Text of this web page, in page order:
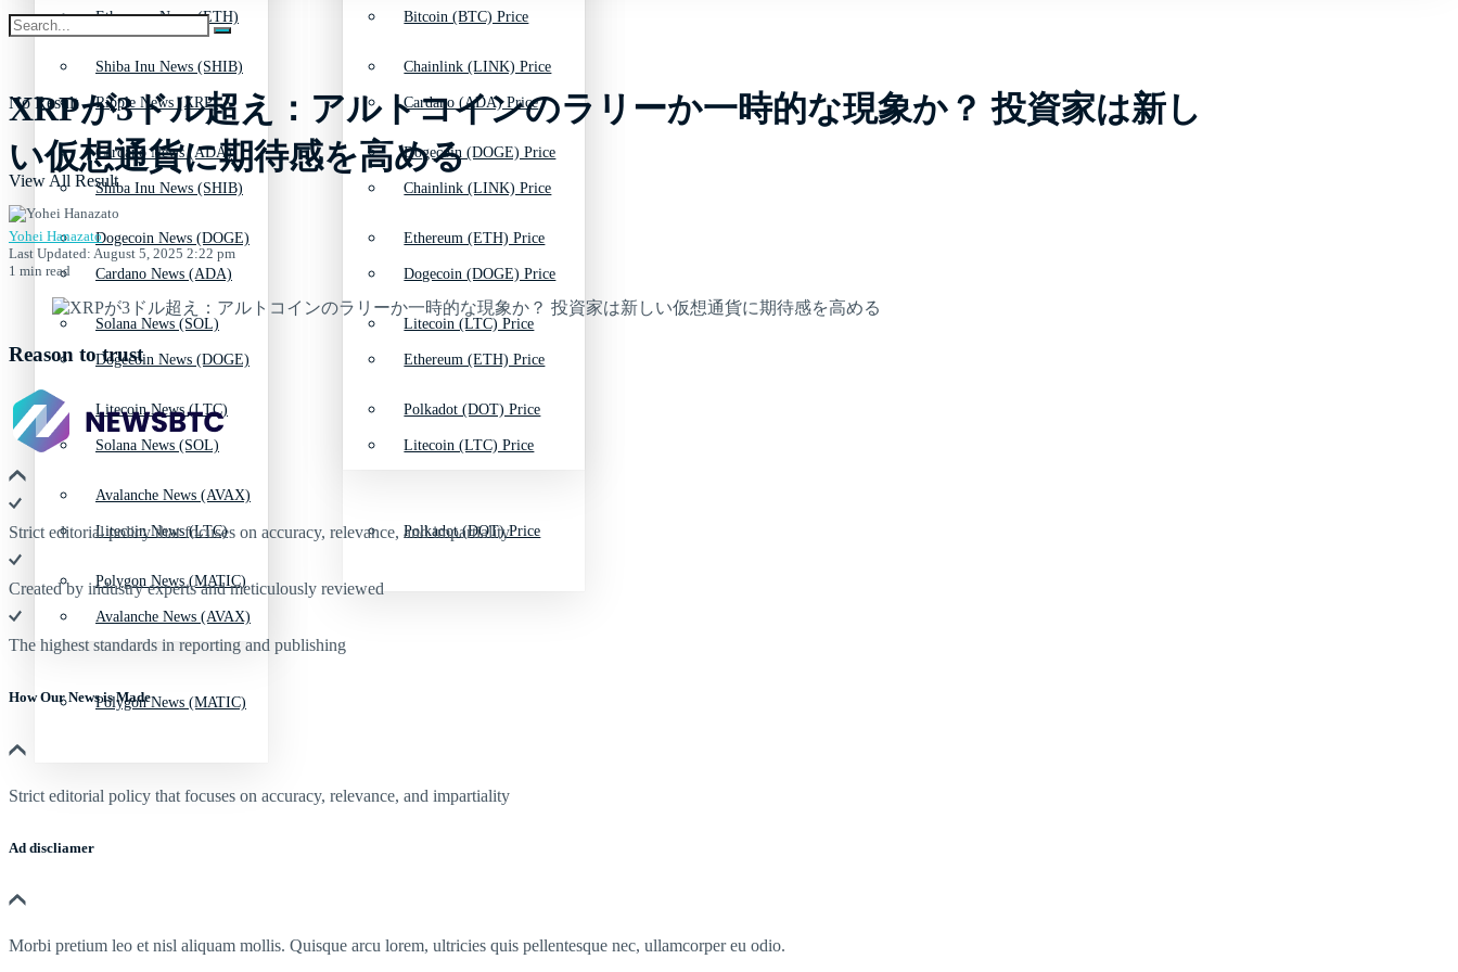
Shiba Inu News (SHIB)
Cardano News (ADA)
Dogecoin News (DOGE)
Solana News (SOL)
Litecoin News (LTC)
Avalanche News (AVAX)
Polygon News (MATIC)
Chainlink (LINK) Price
Dogecoin (DOGE) Price
Ethereum (ETH) Price
Litecoin (LTC) Price
Polkadot (DOT) Price
Ethereum News (ETH)
Ripple News (XRP)
Shiba Inu News (SHIB)
Cardano News (ADA)
Dogecoin News (DOGE)
Solana News (SOL)
Litecoin News (LTC)
Avalanche News (AVAX)
Polygon News (MATIC)
Bitcoin (BTC) Price
Cardano (ADA) Price
Chainlink (LINK) Price
Dogecoin (DOGE) Price
Ethereum (ETH) Price
Litecoin (LTC) Price
Polkadot (DOT) Price
No Result
View All Result
XRPが3ドル超え：アルトコインのラリーか一時的な現象か？ 投資家は新し
い仮想通貨に期待感を高める
Yohei Hanazato
Last Updated: August 5, 2025 2:22 pm
1 min read
Reason to trust
Strict editorial policy that focuses on accuracy, relevance, and impartiality
Created by industry experts and meticulously reviewed
The highest standards in reporting and publishing
How Our News is Made
Strict editorial policy that focuses on accuracy, relevance, and impartiality
Ad discliamer
Morbi pretium leo et nisl aliquam mollis. Quisque arcu lorem, ultricies quis pellentesque nec, ullamcorper eu odio.